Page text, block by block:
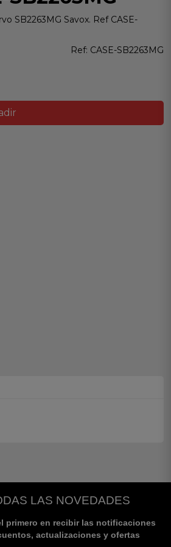
SB2263MG Savox. Ref CASE-
Ref: CASE-SB2263MG
LAS NOVEDADES
primero en recibir las notificaciones
actualizaciones y ofertas